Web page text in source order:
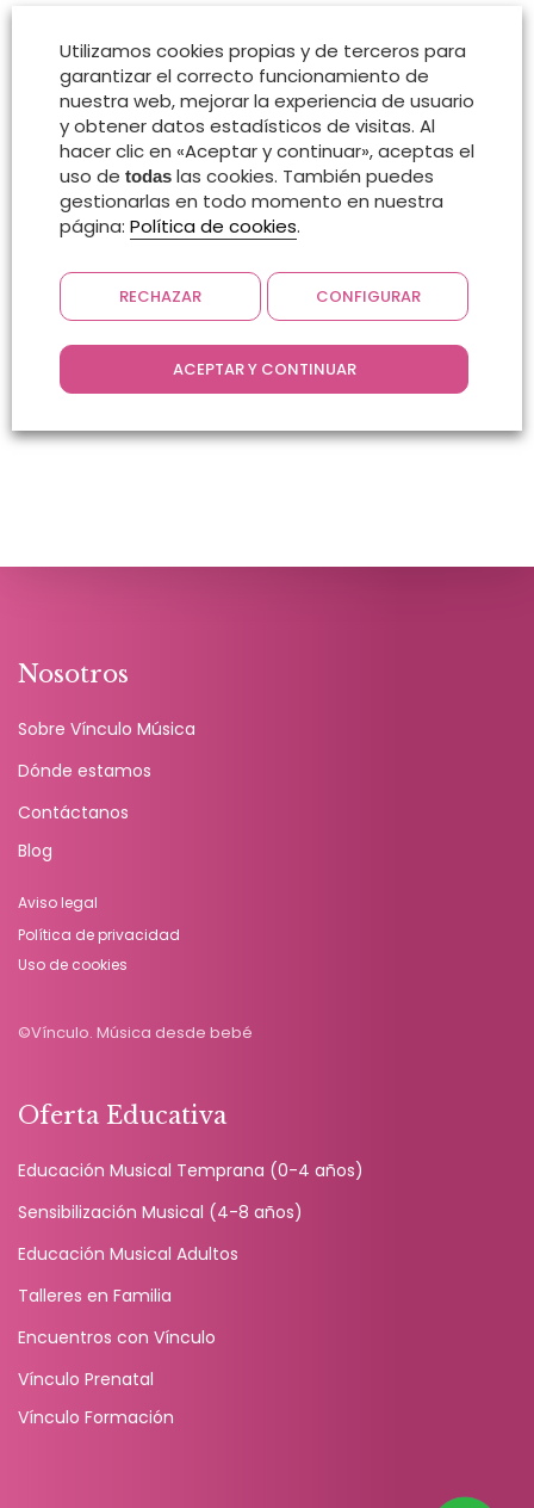
Nosotros
Sobre Vínculo Música
Dónde estamos
Contáctanos
Blog
Aviso legal
Política de privacidad
Uso de cookies
©Vínculo. Música desde bebé
Oferta Educativa
Educación Musical Temprana (0-4 años)
Sensibilización Musical (4-8 años)
Educación Musical Adultos
Talleres en Familia
Encuentros con Vínculo
Vínculo Prenatal
Vínculo Formación
Utilizamos cookies propias y de terceros para
garantizar el correcto funcionamiento de
nuestra web, mejorar la experiencia de usuario
y obtener datos estadísticos de visitas. Al
hacer clic en «Aceptar y continuar», aceptas el
uso de todas las cookies. También puedes
gestionarlas en todo momento en nuestra
página: Política de cookies.
RECHAZAR CONFIGURAR
ACEPTAR Y CONTINUAR